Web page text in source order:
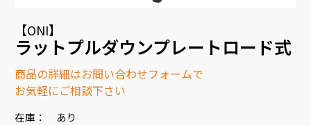
【ONI】
ラットプルダウンプレートロード式
商品の詳細はお問い合わせフォームで
お気軽にご相談下さい
在庫： あり